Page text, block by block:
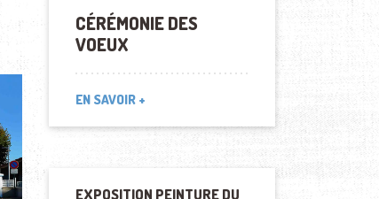
CÉRÉMONIE DES
VOEUX
EN SAVOIR +
EXPOSITION PEINTURE DU